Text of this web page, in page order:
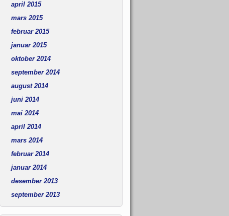
april 2015
mars 2015
februar 2015
januar 2015
oktober 2014
september 2014
august 2014
juni 2014
mai 2014
april 2014
mars 2014
februar 2014
januar 2014
desember 2013
september 2013